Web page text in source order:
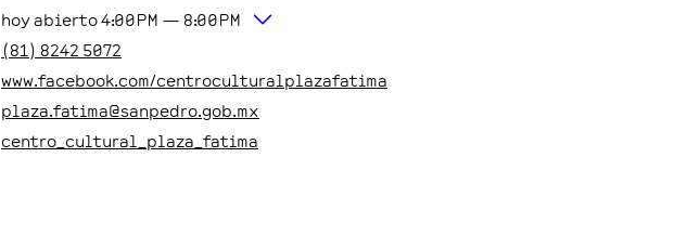
hoyabierto4:00PM — 8:00PM
(81) 8242 5072
www.facebook.com/centroculturalplazafatima
plaza.fatima@sanpedro.gob.mx
centro_cultural_plaza_fatima